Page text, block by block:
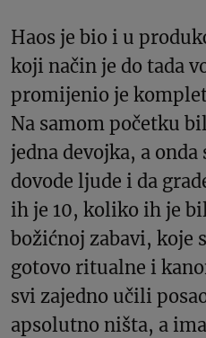
Haos je bio i u
koji način je do tada
promijenio je
Na samom početku
jedna devojka, a
dovode ljude i da
ih je 10, koliko ih je
božićnoj zabavi, koje
gotovo ritualne i
svi zajedno učili
apsolutno ništa, a